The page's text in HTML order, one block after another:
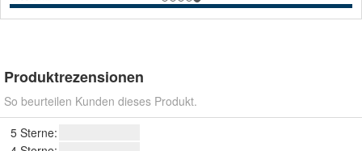
Produktrezensionen
So beurteilen Kunden dieses Produkt.
5 Sterne: